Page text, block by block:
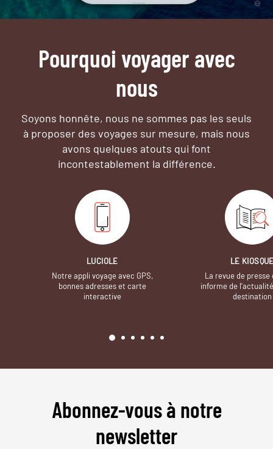
Pourquoi voyager avec
nous
Soyons honnête, nous ne sommes pas les seuls
à proposer des voyages sur mesure, mais nous
avons quelques atouts qui font
incontestablement la différence.
LUCIOLE
Notre appli voyage avec GPS,
bonnes adresses et carte
interactive
LE
La revue de presse
informe de
destination
Abonnez-vous à notre
newsletter